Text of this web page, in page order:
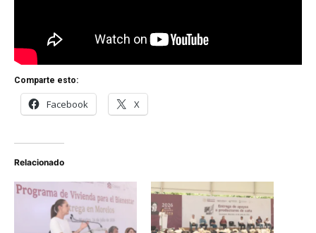
Comparte esto:
Facebook X
Relacionado